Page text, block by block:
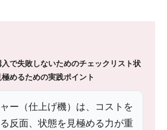
で失敗しないためのチェックリスト状
めるための実践ポイント
ー（仕上げ機）は、コストを
反面、状態を見極める力が重